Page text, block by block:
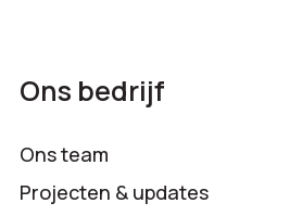
Ons bedrijf
Ons team
Projecten & updates